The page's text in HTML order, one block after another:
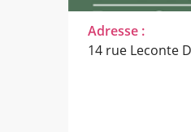
Adresse :
14 rue Leconte